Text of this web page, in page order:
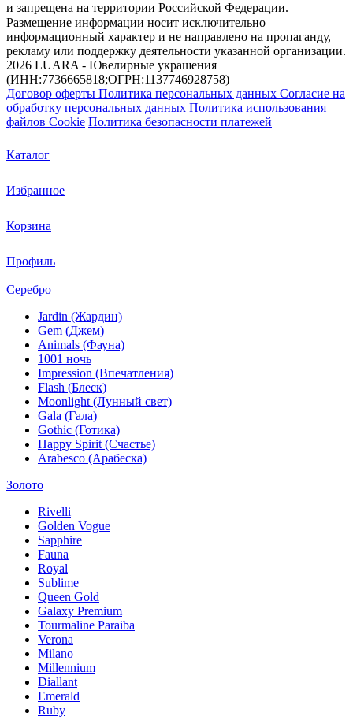
и запрещена на территории Российской Федерации.
Размещение информации носит исключительно
информационный характер и не направлено на пропаганду,
рекламу или поддержку деятельности указанной организации.
2026 LUARA - Ювелирные украшения
(ИНН:7736665818;ОГРН:1137746928758)
Договор оферты Политика персональных данных Согласие на
обработку персональных данных Политика использования
файлов Cookie Политика безопасности платежей
Каталог
Избранное
Корзина
Профиль
Серебро
Jardin (Жардин)
Gem (Джем)
Animals (Фауна)
1001 ночь
Impression (Впечатления)
Flash (Блеск)
Moonlight (Лунный свет)
Gala (Гала)
Gothic (Готика)
Happy Spirit (Счастье)
Arabesco (Арабеска)
Золото
Rivelli
Golden Vogue
Sapphire
Fauna
Royal
Sublime
Queen Gold
Galaxy Premium
Tourmaline Paraiba
Verona
Milano
Millennium
Diallant
Emerald
Ruby